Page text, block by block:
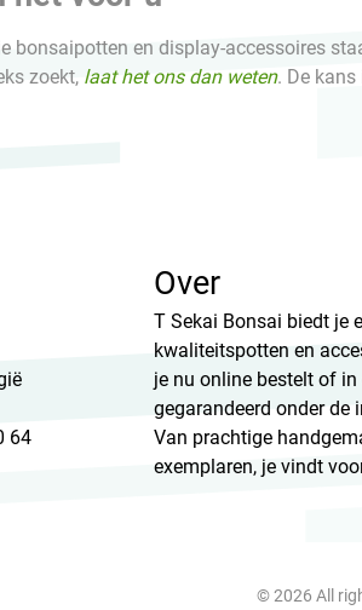
bonsaipotten en display-accessoires
zoekt, laat het ons dan weten. De
64
Over
T Sekai Bonsai biedt je
kwaliteitspotten en
je nu online bestelt of in
gegarandeerd onder de
Van prachtige
exemplaren, je vindt
© 2026 All